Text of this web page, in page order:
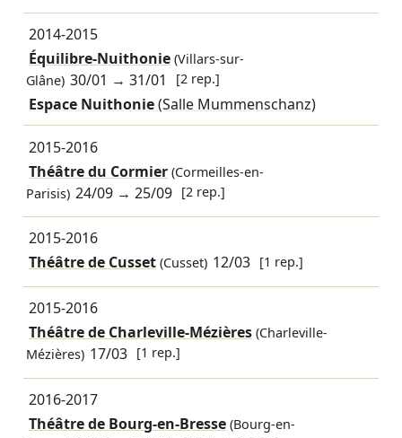
2014-2015
Équilibre-Nuithonie(Villars-sur-
Glâne) 30/01 →31/01 [2 rep.]
Espace Nuithonie(Salle Mummenschanz)
2015-2016
Théâtre du Cormier(Cormeilles-en-
Parisis) 24/09 →25/09 [2 rep.]
2015-2016
Théâtre de Cusset(Cusset) 12/03 [1 rep.]
2015-2016
Théâtre de Charleville-Mézières(Charleville-
Mézières) 17/03 [1 rep.]
2016-2017
Théâtre de Bourg-en-Bresse(Bourg-en-